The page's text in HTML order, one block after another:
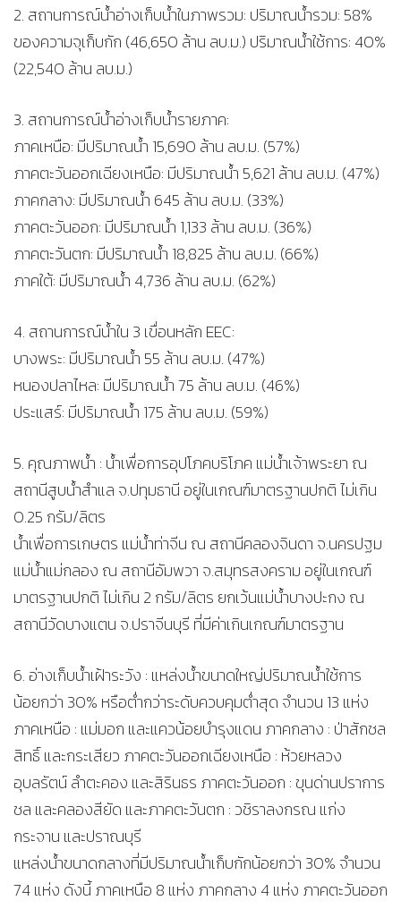
2. สถานการณ์น้ำอ่างเก็บน้ำในภาพรวม: ปริมาณน้ำรวม: 58%
ของความจุเก็บกัก (46,650 ล้าน ลบ.ม.) ปริมาณน้ำใช้การ: 40%
(22,540 ล้าน ลบ.ม.)
3. สถานการณ์น้ำอ่างเก็บน้ำรายภาค:
ภาคเหนือ: มีปริมาณน้ำ 15,690 ล้าน ลบ.ม. (57%)
ภาคตะวันออกเฉียงเหนือ: มีปริมาณน้ำ 5,621 ล้าน ลบ.ม. (47%)
ภาคกลาง: มีปริมาณน้ำ 645 ล้าน ลบ.ม. (33%)
ภาคตะวันออก: มีปริมาณน้ำ 1,133 ล้าน ลบ.ม. (36%)
ภาคตะวันตก: มีปริมาณน้ำ 18,825 ล้าน ลบ.ม. (66%)
ภาคใต้: มีปริมาณน้ำ 4,736 ล้าน ลบ.ม. (62%)
4. สถานการณ์น้ำใน 3 เขื่อนหลัก EEC:
บางพระ: มีปริมาณน้ำ 55 ล้าน ลบ.ม. (47%)
หนองปลาไหล: มีปริมาณน้ำ 75 ล้าน ลบ.ม. (46%)
ประแสร์: มีปริมาณน้ำ 175 ล้าน ลบ.ม. (59%)
5. คุณภาพน้ำ : น้ำเพื่อการอุปโภคบริโภค แม่น้ำเจ้าพระยา ณ
สถานีสูบน้ำสำแล จ.ปทุมธานี อยู่ในเกณฑ์มาตรฐานปกติ ไม่เกิน
0.25 กรัม/ลิตร
น้ำเพื่อการเกษตร แม่น้ำท่าจีน ณ สถานีคลองจินดา จ.นครปฐม
แม่น้ำแม่กลอง ณ สถานีอัมพวา จ.สมุทรสงคราม อยู่ในเกณฑ์
มาตรฐานปกติ ไม่เกิน 2 กรัม/ลิตร ยกเว้นแม่น้ำบางปะกง ณ
สถานีวัดบางแตน จ.ปราจีนบุรี ที่มีค่าเกินเกณฑ์มาตรฐาน
6. อ่างเก็บน้ำเฝ้าระวัง : แหล่งน้ำขนาดใหญ่ปริมาณน้ำใช้การ
น้อยกว่า 30% หรือต่ำกว่าระดับควบคุมต่ำสุด จำนวน 13 แห่ง
ภาคเหนือ : แม่มอก และแควน้อยบำรุงแดน ภาคกลาง : ป่าสักชล
สิทธิ์ และกระเสียว ภาคตะวันออกเฉียงเหนือ : ห้วยหลวง
อุบลรัตน์ ลำตะคอง และสิรินธร ภาคตะวันออก : ขุนด่านปราการ
ชล และคลองสียัด และภาคตะวันตก : วชิราลงกรณ แก่ง
กระจาน และปราณบุรี
แหล่งน้ำขนาดกลางที่มีปริมาณน้ำเก็บกักน้อยกว่า 30% จำนวน
74 แห่ง ดังนี้ ภาคเหนือ 8 แห่ง ภาคกลาง 4 แห่ง ภาคตะวันออก